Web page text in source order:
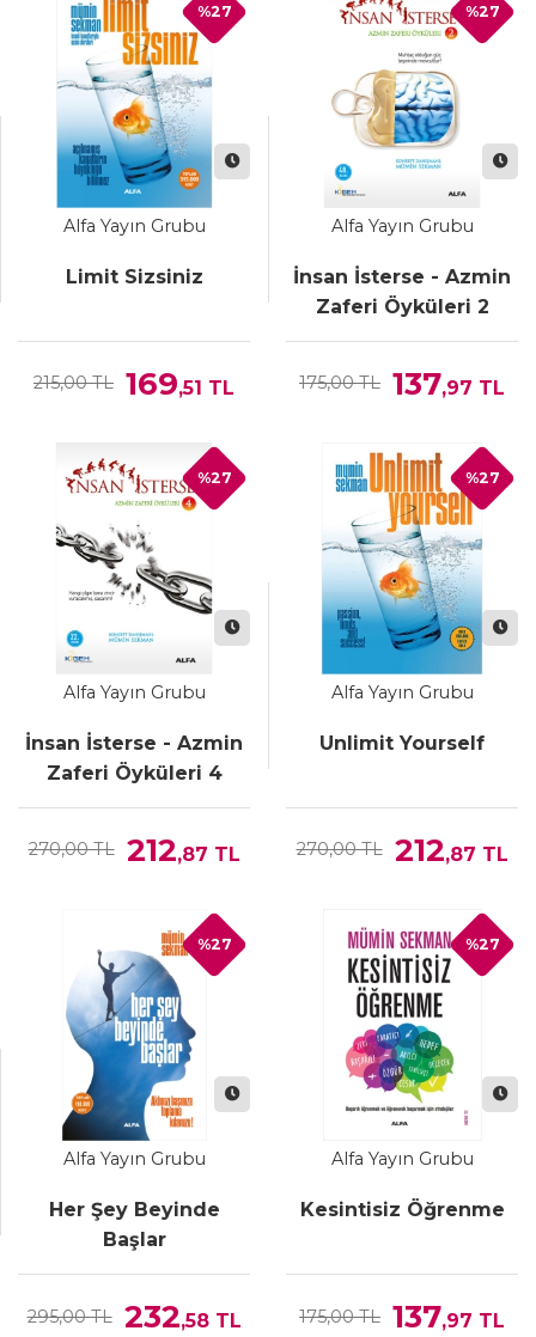
Alfa Yayın Grubu
Limit Sizsiniz
215,00 TL 169,51 TL
%27
Alfa Yayın Grubu
İnsan İsterse - Azmin
Zaferi Öyküleri 2
175,00 TL 137,97 TL
%27
Alfa Yayın Grubu
İnsan İsterse - Azmin
Zaferi Öyküleri 4
270,00 TL 212,87 TL
%27
Alfa Yayın Grubu
Unlimit Yourself
270,00 TL 212,87 TL
%27
Alfa Yayın Grubu
Her Şey Beyinde
Başlar
295,00 TL 232,58TL
%27
Alfa Yayın Grubu
Kesintisiz Öğrenme
175,00 TL 137,97 TL
%27